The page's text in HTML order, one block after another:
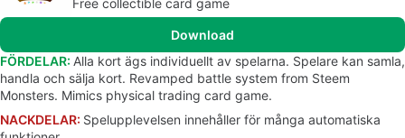
Free collectible card game
Download
FÖRDELAR: Alla kort ägs individuellt av spelarna. Spelare kan samla,
handla och sälja kort. Revamped battle system from Steem
Monsters. Mimics physical trading card game.
NACKDELAR: Spelupplevelsen innehåller för många automatiska